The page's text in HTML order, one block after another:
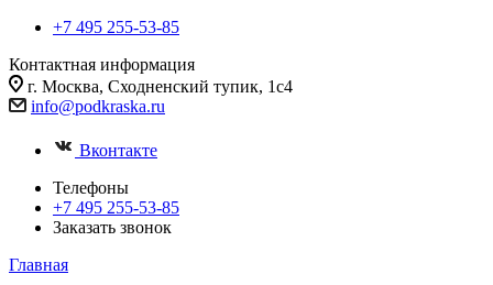
+7 495 255-53-85
Контактная информация
г. Москва, Сходненский тупик, 1с4
info@podkraska.ru
Вконтакте
Телефоны
+7 495 255-53-85
Заказать звонок
Главная